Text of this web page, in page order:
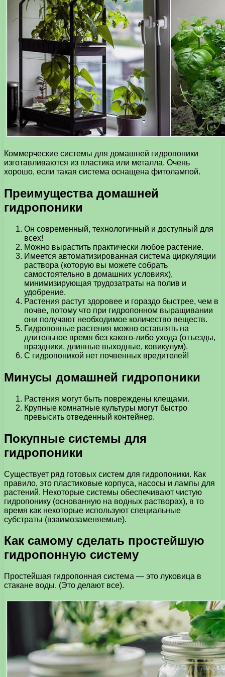
Коммерческие системы для домашней гидропоники
изготавливаются из пластика или металла. Очень
хорошо, если такая система оснащена фитолампой.
Преимущества домашней
гидропоники
Он современный, технологичный и доступный для
всех!
Можно вырастить практически любое растение.
Имеется автоматизированная система циркуляции
раствора (которую вы можете собрать
самостоятельно в домашних условиях),
минимизирующая трудозатраты на полив и
удобрение.
Растения растут здоровее и гораздо быстрее, чем в
почве, потому что при гидропонном выращивании
они получают необходимое количество веществ.
Гидропонные растения можно оставлять на
длительное время без какого-либо ухода (отъезды,
праздники, длинные выходные, ковикулум).
С гидропоникой нет почвенных вредителей!
Минусы домашней гидропоники
Растения могут быть повреждены клещами.
Крупные комнатные культуры могут быстро
превысить отведенный контейнер.
Покупные системы для
гидропоники
Существует ряд готовых систем для гидропоники. Как
правило, это пластиковые корпуса, насосы и лампы для
растений. Некоторые системы обеспечивают чистую
гидропонику (основанную на водных растворах), в то
время как некоторые используют специальные
субстраты (взаимозаменяемые).
Как самому сделать простейшую
гидропонную систему
Простейшая гидропонная система — это луковица в
стакане воды. (Это делают все).